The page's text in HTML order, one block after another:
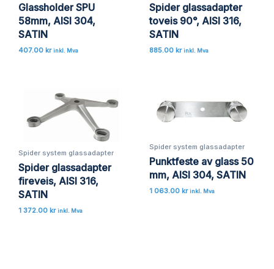
Glassholder SPU
58mm, AISI 304,
SATIN
407.00 kr inkl. Mva
Spider glassadapter
toveis 90°, AISI 316,
SATIN
885.00 kr inkl. Mva
Spider system glassadapter
Spider glassadapter
fireveis, AISI 316,
SATIN
1 372.00 kr inkl. Mva
Spider system glassadapter
Punktfeste av glass 50
mm, AISI 304, SATIN
1 063.00 kr inkl. Mva